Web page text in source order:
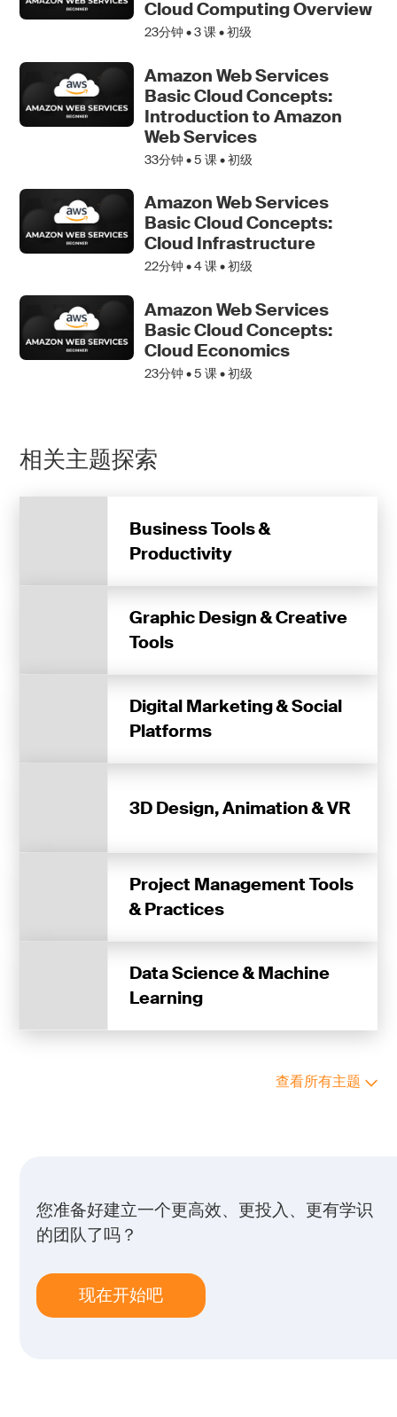
Cloud Computing Overview
23分钟 •3课 • 初级
Amazon Web Services
Basic Cloud Concepts:
Introduction to Amazon
Web Services
33分钟 •5 课 • 初级
Amazon Web Services
Basic Cloud Concepts:
Cloud Infrastructure
22分钟 •4课 • 初级
Amazon Web Services
Basic Cloud Concepts:
Cloud Economics
23分钟 •5 课 • 初级
相关主题探索
Business Tools &
Productivity
Graphic Design & Creative
Tools
Digital Marketing & Social
Platforms
3D Design, Animation & VR
Project Management Tools
& Practices
Data Science & Machine
Learning
查看所有主题
您准备好建立一个更高效、更投入、更有学识
的团队了吗？
现在开始吧